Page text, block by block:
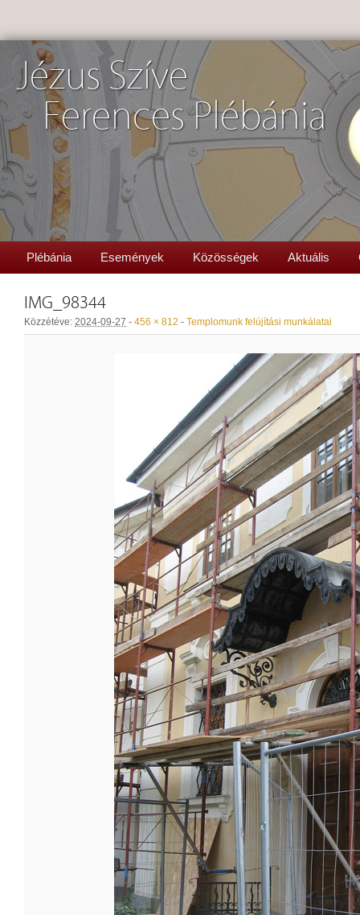
Jézus Szíve
Ferences Plébánia
Plébánia Események Közösségek Aktuális
IMG_98344
Közzétéve: 2024-09-27 - 456 × 812 - Templomunk felújítási munkálatai